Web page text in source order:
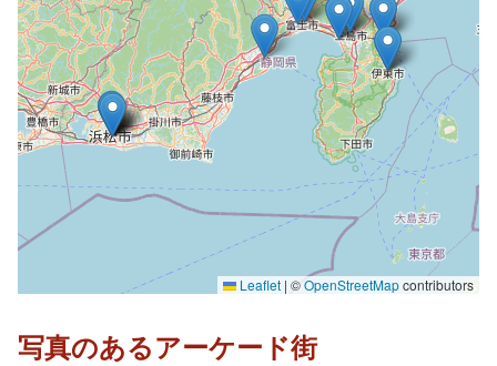
Leaflet | ©OpenStreetMapcontributors
写真のあるアーケード街